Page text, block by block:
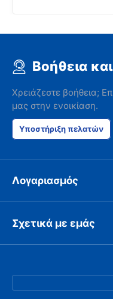
Βοήθεια
Χρειάζεστε βοήθεια;
μας στην ενοικίαση.
Υποστήριξη πελατών
Λογαριασμός
Σχετικά με εμάς